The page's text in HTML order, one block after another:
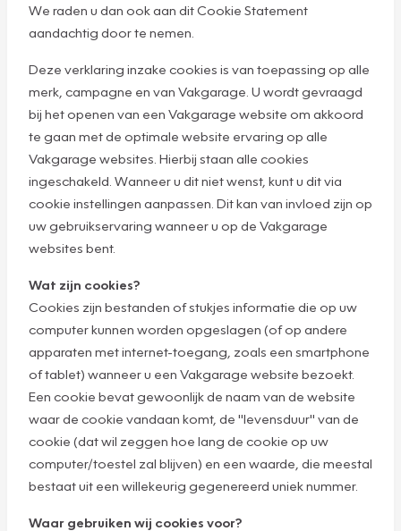
We raden u dan ook aan dit Cookie Statement
aandachtig door te nemen.
Deze verklaring inzake cookies is van toepassing op alle
merk, campagne en van Vakgarage. U wordt gevraagd
bij het openen van een Vakgarage website om akkoord
te gaan met de optimale website ervaring op alle
Vakgarage websites. Hierbij staan alle cookies
ingeschakeld. Wanneer u dit niet wenst, kunt u dit via
cookie instellingen aanpassen. Dit kan van invloed zijn op
uw gebruikservaring wanneer u op de Vakgarage
websites bent.
Wat zijn cookies?
Cookies zijn bestanden of stukjes informatie die op uw
computer kunnen worden opgeslagen (of op andere
apparaten met internet-toegang, zoals een smartphone
of tablet) wanneer u een Vakgarage website bezoekt.
Een cookie bevat gewoonlijk de naam van de website
waar de cookie vandaan komt, de "levensduur" van de
cookie (dat wil zeggen hoe lang de cookie op uw
computer/toestel zal blijven) en een waarde, die meestal
bestaat uit een willekeurig gegenereerd uniek nummer.
Waar gebruiken wij cookies voor?